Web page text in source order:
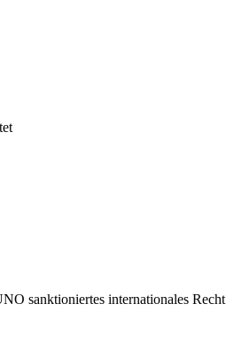
sanktioniertes internationales Recht